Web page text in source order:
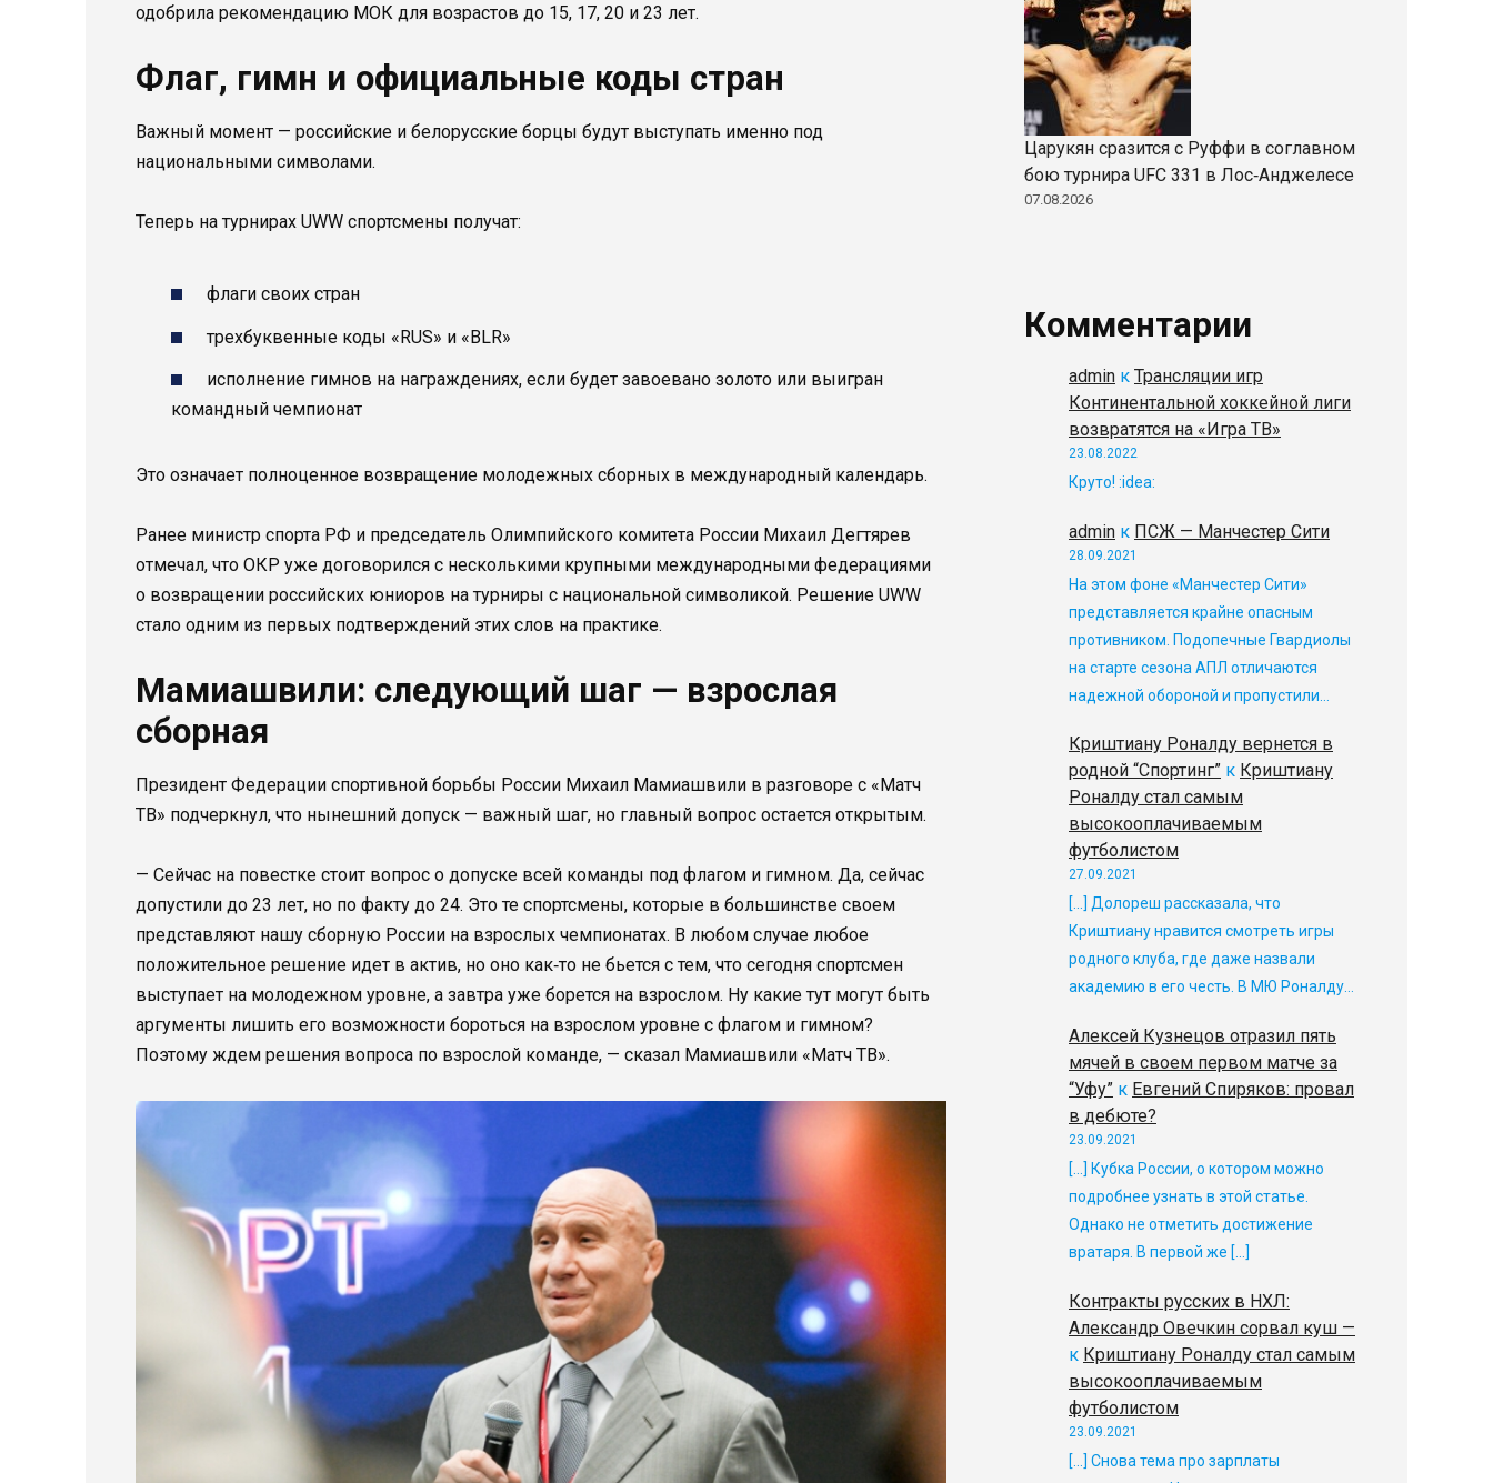
одобрила рекомендацию МОК для возрастов до 15, 17, 20 и 23 лет.
Флаг, гимн и официальные коды стран
Важный момент — российские и белорусские борцы будут выступать именно под
национальными символами.
Теперь на турнирах UWW спортсмены получат:
флаги своих стран
трехбуквенные коды «RUS» и «BLR»
исполнение гимнов на награждениях, если будет завоевано золото или выигран
командный чемпионат
Это означает полноценное возвращение молодежных сборных в международный календарь.
Ранее министр спорта РФ и председатель Олимпийского комитета России Михаил Дегтярев
отмечал, что ОКР уже договорился с несколькими крупными международными федерациями
о возвращении российских юниоров на турниры с национальной символикой. Решение UWW
стало одним из первых подтверждений этих слов на практике.
Мамиашвили: следующий шаг — взрослая
сборная
Президент Федерации спортивной борьбы России Михаил Мамиашвили в разговоре с «Матч
ТВ» подчеркнул, что нынешний допуск — важный шаг, но главный вопрос остается открытым.
— Сейчас на повестке стоит вопрос о допуске всей команды под флагом и гимном. Да, сейчас
допустили до 23 лет, но по факту до 24. Это те спортсмены, которые в большинстве своем
представляют нашу сборную России на взрослых чемпионатах. В любом случае любое
положительное решение идет в актив, но оно как‑то не бьется с тем, что сегодня спортсмен
выступает на молодежном уровне, а завтра уже борется на взрослом. Ну какие тут могут быть
аргументы лишить его возможности бороться на взрослом уровне с флагом и гимном?
Поэтому ждем решения вопроса по взрослой команде, — сказал Мамиашвили «Матч ТВ».
Царукян сразится с Руффи в соглавном
бою турнира UFC 331 в Лос‑Анджелесе
07.08.2026
Комментарии
admin к Трансляции игр
Континентальной хоккейной лиги
возвратятся на «Игра ТВ»
23.08.2022
Круто! :idea:
admin к ПСЖ — Манчестер Сити
28.09.2021
На этом фоне «Манчестер Сити»
представляется крайне опасным
противником. Подопечные Гвардиолы
на старте сезона АПЛ отличаются
надежной обороной и пропустили…
Криштиану Роналду вернется в
родной “Спортинг” к Криштиану
Роналду стал самым
высокооплачиваемым
футболистом
27.09.2021
[…] Долореш рассказала, что
Криштиану нравится смотреть игры
родного клуба, где даже назвали
академию в его честь. В МЮ Роналду…
Алексей Кузнецов отразил пять
мячей в своем первом матче за
“Уфу” к Евгений Спиряков: провал
в дебюте?
23.09.2021
[…] Кубка России, о котором можно
подробнее узнать в этой статье.
Однако не отметить достижение
вратаря. В первой же […]
Контракты русских в НХЛ:
Александр Овечкин сорвал куш —
к Криштиану Роналду стал самым
высокооплачиваемым
футболистом
23.09.2021
[…] Снова тема про зарплаты